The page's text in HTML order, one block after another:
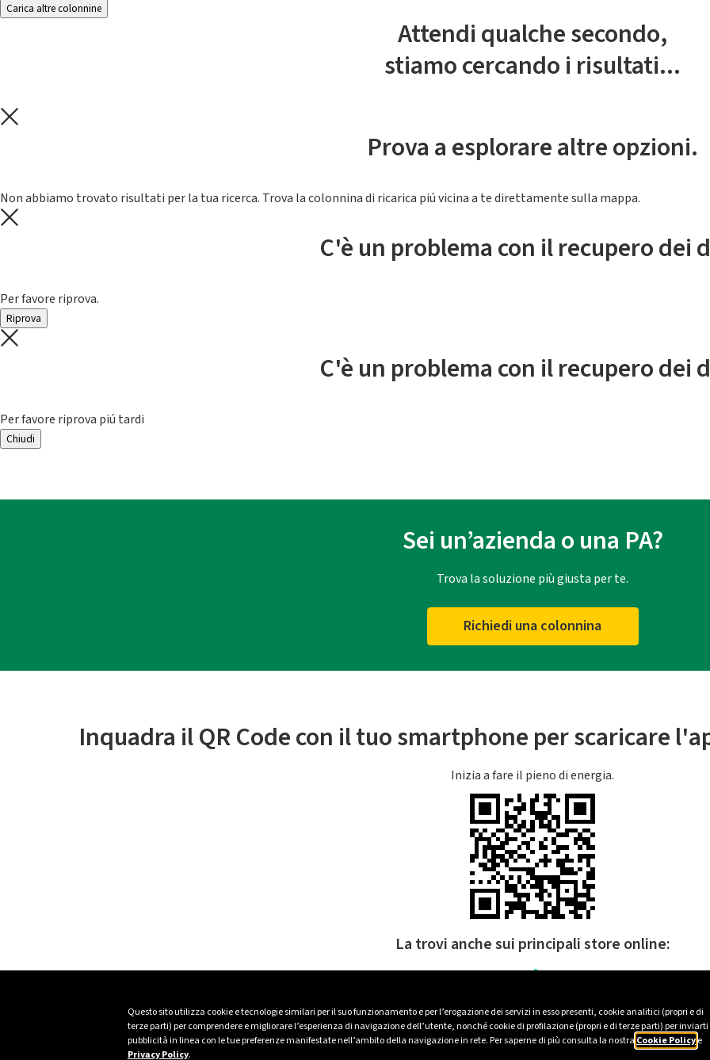
Questo sito utilizza cookie e tecnologie similari per il suo funzionamento e per l’erogazione dei servizi in esso presenti, cookie analitici (propri e di
terze parti) per comprendere e migliorare l’esperienza di navigazione dell’utente, nonché cookie di profilazione (propri e di terze parti) per inviarti
pubblicità in linea con le tue preferenze manifestate nell’ambito della navigazione in rete. Per saperne di più consulta la nostra Cookie Policye
Privacy Policy.
Carica altre colonnine
Attendi qualche secondo,
stiamo cercando i risultati...
Prova a esplorare altre opzioni.
Non abbiamo trovato risultati per la tua ricerca. Trova la colonnina di ricarica piú vicina a te direttamente sulla mappa.
C'è un problema con il recupero dei
Per favore riprova.
Riprova
C'è un problema con il recupero dei
Per favore riprova piú tardi
Chiudi
Sei un’azienda o una PA?
Trova la soluzione più giusta per te.
Richiedi una colonnina
Inquadra il QR Code con il tuo smartphone per scaricare
Inizia a fare il pieno di energia.
La trovi anche sui principali store online: